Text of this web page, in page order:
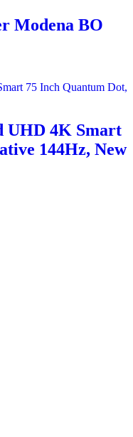
Modena BO
UHD 4K Smart
144Hz, New